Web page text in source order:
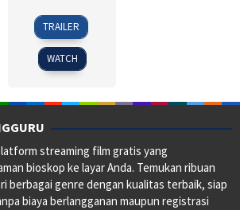
28
Jun
2019
Riley
Flanagan
TRAILER
WATCH
streaming film gratis yang
bioskop ke layar Anda. Temukan ribuan
berbagai genre dengan kualitas terbaik, siap
biaya berlangganan maupun registrasi